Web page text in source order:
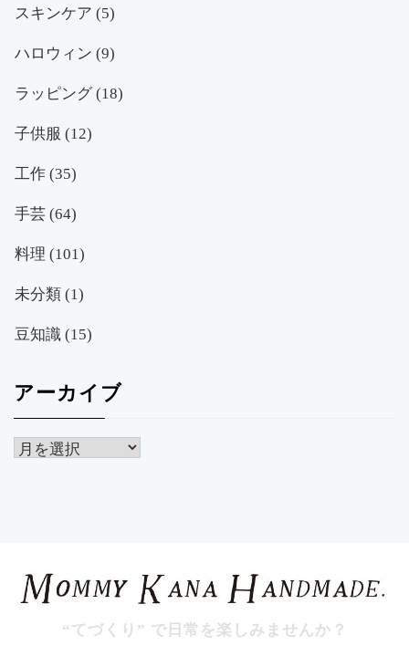
スキンケア (5)
ハロウィン (9)
ラッピング(18)
子供服 (12)
工作 (35)
手芸 (64)
料理 (101)
未分類 (1)
豆知識 (15)
アーカイブ
ア
“てづくり” で日常を楽しみませんか？